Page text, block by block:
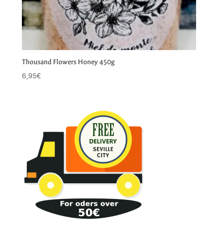
Thousand Flowers Honey 450g
6,95€